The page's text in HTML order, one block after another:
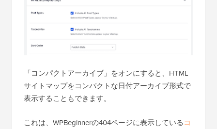
「コンパクトアーカイブ」をオンにすると、HTML
サイトマップをコンパクトな日付アーカイブ形式で
表示することもできます。
これは、WPBeginnerの404ページに表示しているコ